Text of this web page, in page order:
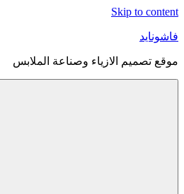
Skip to content
فاشونايد
موقع تصميم الازياء وصناعة الملابس